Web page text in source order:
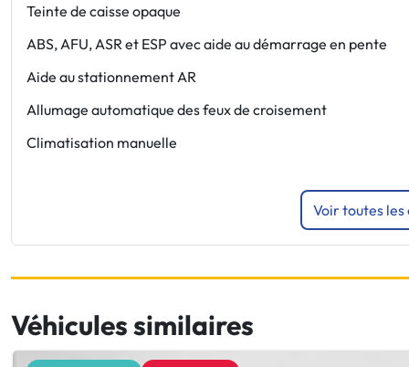
Teinte de caisse opaque
ABS, AFU, ASR et ESP avec aide au démarrage en pente
Aide au stationnement AR
Allumage automatique des feux de croisement
Climatisation manuelle
Voir toutes
Véhicules similaires